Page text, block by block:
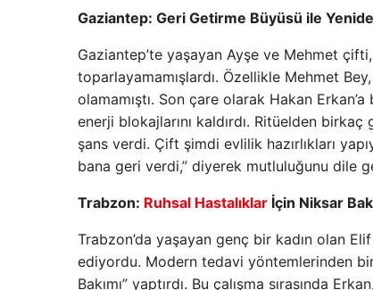
Gaziantep: Geri Getirme Büyüsü ile
Gaziantep’te yaşayan Ayşe ve Mehmet
toparlayamamışlardı. Özellikle Mehmet
olamamıştı. Son çare olarak Hakan
enerji blokajlarını kaldırdı. Ritüelden
şans verdi. Çift şimdi evlilik hazırlıkları
bana geri verdi,” diyerek mutluluğunu dile
Trabzon: Ruhsal Hastalıklar İçin Niksar
Trabzon’da yaşayan genç bir kadın olan
ediyordu. Modern tedavi yöntemlerinden bir
Bakımı” yaptırdı. Bu çalışma sırasında